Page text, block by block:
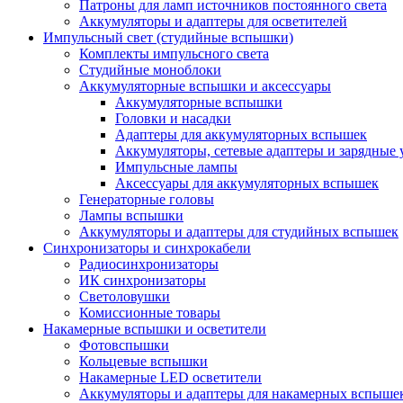
Патроны для ламп источников постоянного света
Аккумуляторы и адаптеры для осветителей
Импульсный свет (студийные вспышки)
Комплекты импульсного света
Студийные моноблоки
Аккумуляторные вспышки и аксессуары
Аккумуляторные вспышки
Головки и насадки
Адаптеры для аккумуляторных вспышек
Аккумуляторы, сетевые адаптеры и зарядные
Импульсные лампы
Аксессуары для аккумуляторных вспышек
Генераторные головы
Лампы вспышки
Аккумуляторы и адаптеры для студийных вспышек
Синхронизаторы и синхрокабели
Радиосинхронизаторы
ИК синхронизаторы
Светоловушки
Комиссионные товары
Накамерные вспышки и осветители
Фотовспышки
Кольцевые вспышки
Накамерные LED осветители
Аккумуляторы и адаптеры для накамерных